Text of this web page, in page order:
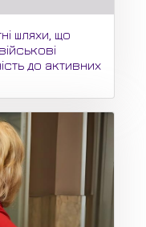
шляхи, що
до активних